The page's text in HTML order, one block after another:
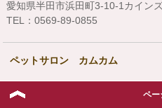
愛知県半田市浜田町3-10-1カイン
TEL：0569-89-0855
ペットサロン カムカム
〒475-0917
ペー